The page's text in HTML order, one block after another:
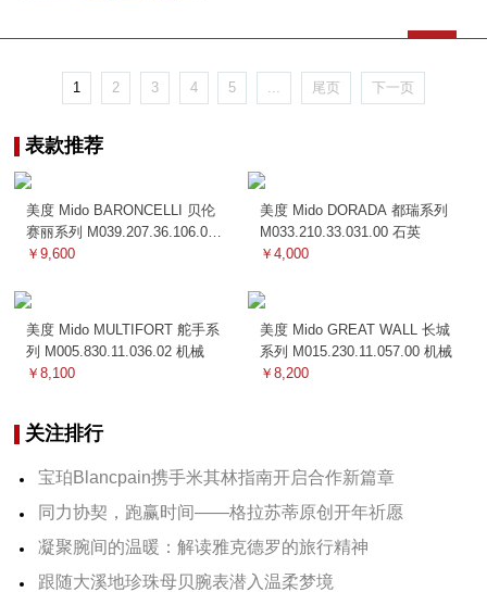
1 2 3 4 5 ... 尾页 下一页
表款推荐
美度 Mido BARONCELLI 贝伦
赛丽系列 M039.207.36.106.00
机械
￥9,600
美度 Mido DORADA 都瑞系列
M033.210.33.031.00 石英
￥4,000
美度 Mido MULTIFORT 舵手系
列 M005.830.11.036.02 机械
￥8,100
美度 Mido GREAT WALL 长城
系列 M015.230.11.057.00 机械
￥8,200
关注排行
宝珀Blancpain携手米其林指南开启合作新篇章
同力协契，跑赢时间——格拉苏蒂原创开年祈愿
凝聚腕间的温暖：解读雅克德罗的旅行精神
跟随大溪地珍珠母贝腕表潜入温柔梦境